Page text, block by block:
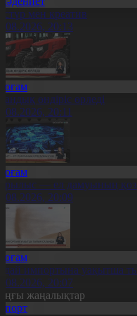
мен креатив
20:13
өндіріс өрледі
20:11
— ел дамуының
20:09
импортына уақытша
20:07
жаңалықтар